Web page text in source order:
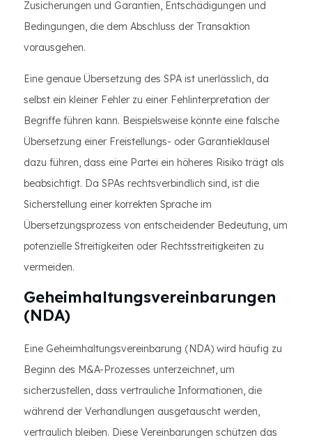
Zusicherungen und Garantien, Entschädigungen und
Bedingungen, die dem Abschluss der Transaktion
vorausgehen.
Eine genaue Übersetzung des SPA ist unerlässlich, da
selbst ein kleiner Fehler zu einer Fehlinterpretation der
Begriffe führen kann. Beispielsweise könnte eine falsche
Übersetzung einer Freistellungs- oder Garantieklausel
dazu führen, dass eine Partei ein höheres Risiko trägt als
beabsichtigt. Da SPAs rechtsverbindlich sind, ist die
Sicherstellung einer korrekten Sprache im
Übersetzungsprozess von entscheidender Bedeutung, um
potenzielle Streitigkeiten oder Rechtsstreitigkeiten zu
vermeiden.
Geheimhaltungsvereinbarungen
(NDA)
Eine Geheimhaltungsvereinbarung (NDA) wird häufig zu
Beginn des M&A-Prozesses unterzeichnet, um
sicherzustellen, dass vertrauliche Informationen, die
während der Verhandlungen ausgetauscht werden,
vertraulich bleiben. Diese Vereinbarungen schützen das